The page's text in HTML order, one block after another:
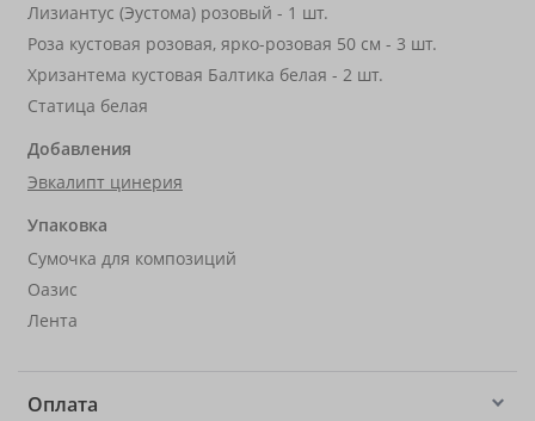
Лизиантус (Эустома) розовый - 1 шт.
Роза кустовая розовая, ярко-розовая 50 см - 3 шт.
Хризантема кустовая Балтика белая - 2 шт.
Статица белая
Добавления
Эвкалипт цинерия
Упаковка
Сумочка для композиций
Оазис
Лента
Оплата